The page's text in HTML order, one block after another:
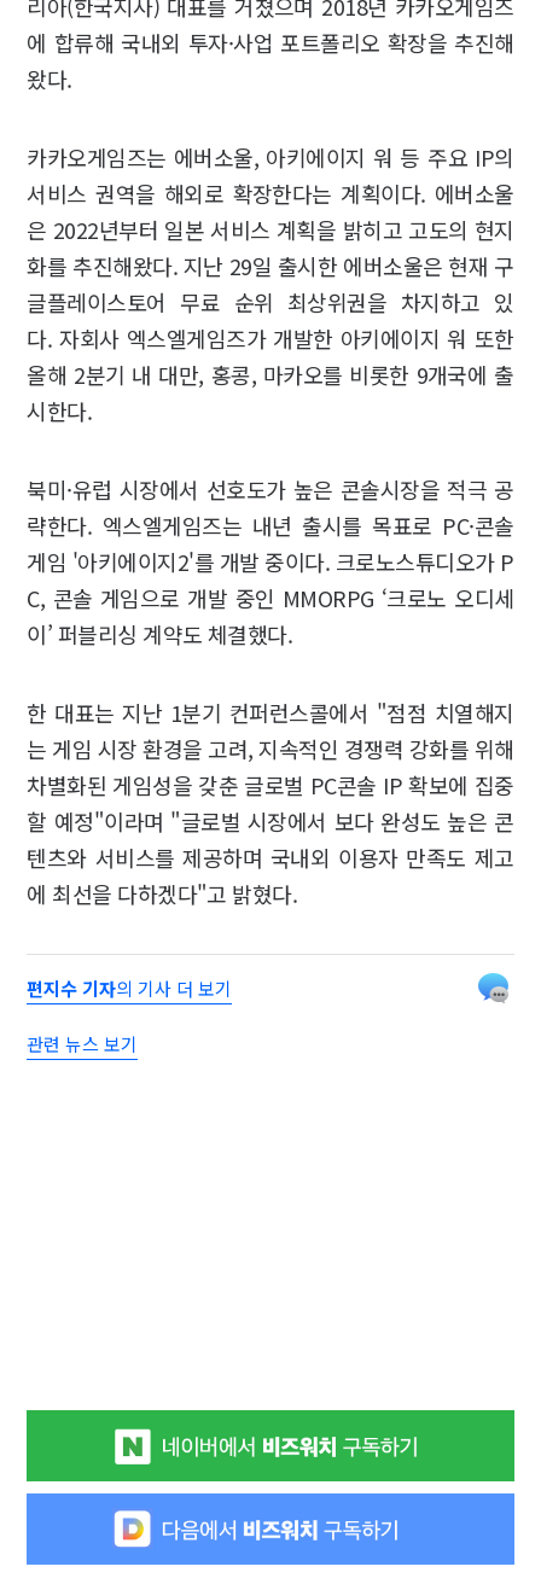
에 합류해 국내외 투자·사업 포트폴리오 확장을 추진해
왔다.
카카오게임즈는 에버소울, 아키에이지 워 등 주요 IP의
서비스 권역을 해외로 확장한다는 계획이다. 에버소울
은 2022년부터 일본 서비스 계획을 밝히고 고도의 현지
화를 추진해왔다. 지난 29일 출시한 에버소울은 현재 구
글플레이스토어 무료 순위 최상위권을 차지하고 있
다. 자회사 엑스엘게임즈가 개발한 아키에이지 워 또한
올해 2분기 내 대만, 홍콩, 마카오를 비롯한 9개국에 출
시한다.
북미·유럽 시장에서 선호도가 높은 콘솔시장을 적극 공
략한다. 엑스엘게임즈는 내년 출시를 목표로 PC·콘솔
게임 '아키에이지2'를 개발 중이다. 크로노스튜디오가 P
C, 콘솔 게임으로 개발 중인 MMORPG ‘크로노 오디세
이’ 퍼블리싱 계약도 체결했다.
한 대표는 지난 1분기 컨퍼런스콜에서 "점점 치열해지
는 게임 시장 환경을 고려, 지속적인 경쟁력 강화를 위해
차별화된 게임성을 갖춘 글로벌 PC콘솔 IP 확보에 집중
할 예정"이라며 "글로벌 시장에서 보다 완성도 높은 콘
텐츠와 서비스를 제공하며 국내외 이용자 만족도 제고
에 최선을 다하겠다"고 밝혔다.
편지수 기자의 기사 더 보기
관련 뉴스 보기